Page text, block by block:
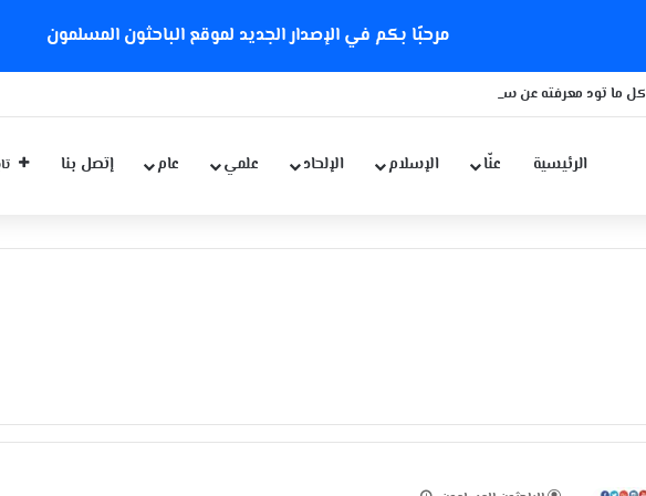
مرحبًا بكم في الإصدار الجديد لموقع الباحثون المسلمون
كل ما تود معرفته عن سلالة كورونا الجديدة
الرئيسية عنّا الإسلام الإلحاد علمي عام إتصل بنا